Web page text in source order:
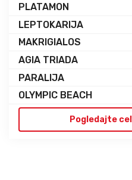
PLATAMON
LEPTOKARIJA
MAKRIGIALOS
AGIA TRIADA
PARALIJA
OLYMPIC BEACH
Pogledajte